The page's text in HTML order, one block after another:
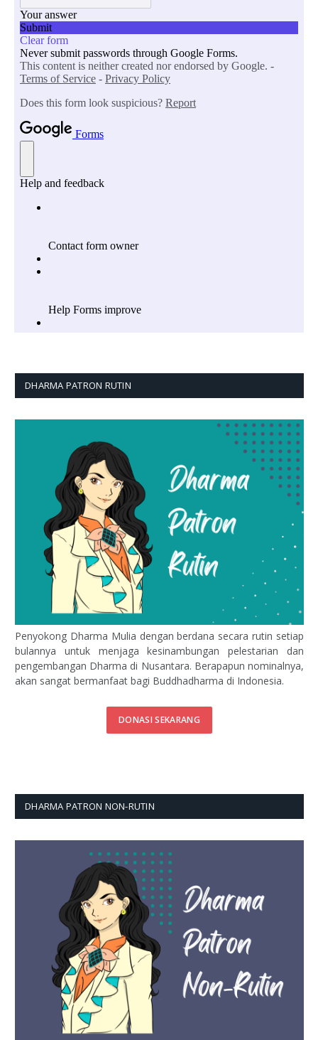
DHARMA PATRON RUTIN
Penyokong Dharma Mulia dengan berdana secara rutin setiap
bulannya untuk menjaga kesinambungan pelestarian dan
pengembangan Dharma di Nusantara. Berapapun nominalnya,
akan sangat bermanfaat bagi Buddhadharma di Indonesia.
DONASI SEKARANG
DHARMA PATRON NON-RUTIN